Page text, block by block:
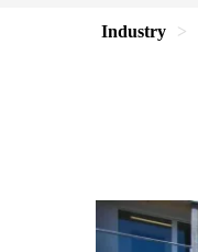
Industry